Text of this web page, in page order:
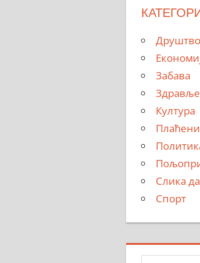
Друштво
Забава
Здравље
Култура
Слика
Спорт